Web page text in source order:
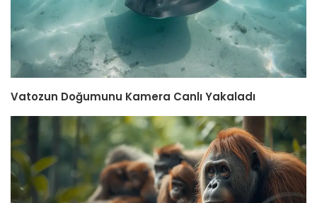
Vatozun Doğumunu Kamera Canlı Yakaladı